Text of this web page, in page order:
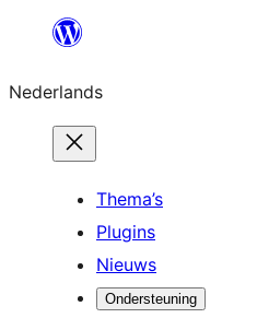
de
inhoud
Nederlands
Thema’s
Plugins
Nieuws
Ondersteuning